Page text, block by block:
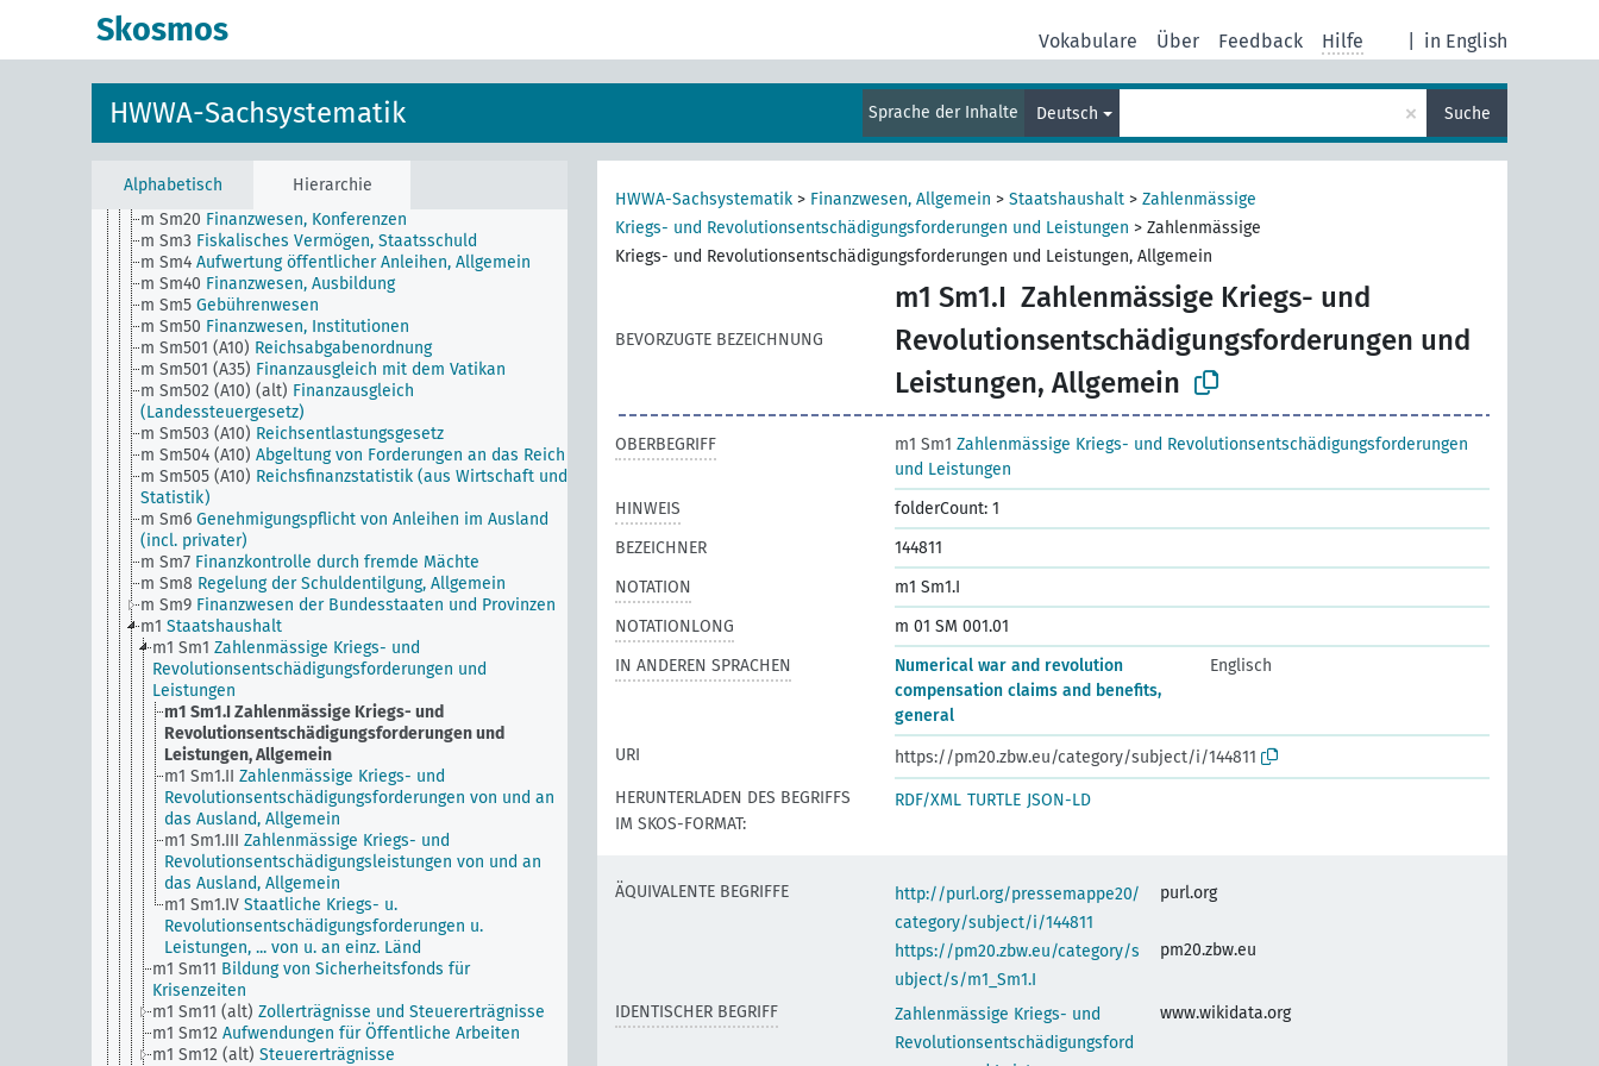
Skosmos in English
Vokabulare Über Feedback Hilfe
HWWA-Sachsystematik Sprache der Inhalte Deutsch × Suche
Alphabetisch Hierarchie
l Militärwesen, Allgemein
Öffentlichen Hand (obsolet)
Staatslotterie, Allgemein
m Sm2 Privatwirtschaftliche Betätigung der
Öffentlichen Hand
m Sm20 Finanzwesen, Konferenzen
m Sm3 Fiskalisches Vermögen, Staatsschuld
m Sm4 Aufwertung öffentlicher Anleihen, Allgemein
m Sm40 Finanzwesen, Ausbildung
m Sm5 Gebührenwesen
m Sm50 Finanzwesen, Institutionen
m Sm501 (A10) Reichsabgabenordnung
m Sm501 (A35) Finanzausgleich mit dem Vatikan
m Sm502 (A10) (alt) Finanzausgleich
(Landessteuergesetz)
m Sm503 (A10) Reichsentlastungsgesetz
m Sm504 (A10) Abgeltung von Forderungen an das Reich
m Sm505 (A10) Reichsfinanzstatistik (aus Wirtschaft und
Statistik)
m Sm6 Genehmigungspflicht von Anleihen im Ausland
(incl. privater)
m Sm7 Finanzkontrolle durch fremde Mächte
m Sm8 Regelung der Schuldentilgung, Allgemein
m Sm9 Finanzwesen der Bundesstaaten und Provinzen
m1 Staatshaushalt
m1 Sm1 Zahlenmässige Kriegs- und
Revolutionsentschädigungsforderungen und
Leistungen
m1 Sm1.IZahlenmässige Kriegs- und
Revolutionsentschädigungsforderungen und
Leistungen, Allgemein
m1 Sm1.II Zahlenmässige Kriegs- und
Revolutionsentschädigungsforderungen von und an
das Ausland, Allgemein
m1 Sm1.III Zahlenmässige Kriegs- und
Revolutionsentschädigungsleistungen von und an
das Ausland, Allgemein
m1 Sm1.IV Staatliche Kriegs- u.
Revolutionsentschädigungsforderungen u.
Leistungen, ... von u. an einz. Länd
m1 Sm11 Bildung von Sicherheitsfonds für
Krisenzeiten
m1 Sm11 (alt) Zollerträgnisse und Steuererträgnisse
m1 Sm12 Aufwendungen für Öffentliche Arbeiten
m1 Sm12 (alt) Steuererträgnisse
HWWA-Sachsystematik > Finanzwesen, Allgemein > Staatshaushalt > Zahlenmässige
Kriegs- und Revolutionsentschädigungsforderungen und Leistungen > Zahlenmässige
Kriegs- und Revolutionsentschädigungsforderungen und Leistungen, Allgemein
BEVORZUGTE BEZEICHNUNG
m1 Sm1.I Zahlenmässige Kriegs- und
Revolutionsentschädigungsforderungen und
Leistungen, Allgemein
OBERBEGRIFF m1 Sm1 Zahlenmässige Kriegs- und Revolutionsentschädigungsforderungen
und Leistungen
HINWEIS
folderCount: 1
BEZEICHNER
144811
NOTATION
m1 Sm1.I
NOTATIONLONG
m 01 SM 001.01
IN ANDEREN SPRACHEN
Numerical war and revolution
compensation claims and benefits,
general
Englisch
URI
https://pm20.zbw.eu/category/subject/i/144811
HERUNTERLADEN DES BEGRIFFS
IM SKOS-FORMAT:
RDF/XML TURTLE JSON-LD
ÄQUIVALENTE BEGRIFFE
http://purl.org/pressemappe20/
category/subject/i/144811
purl.org
https://pm20.zbw.eu/category/s
ubject/s/m1_Sm1.I
pm20.zbw.eu
IDENTISCHER BEGRIFF
Zahlenmässige Kriegs- und
Revolutionsentschädigungsford
www.wikidata.org